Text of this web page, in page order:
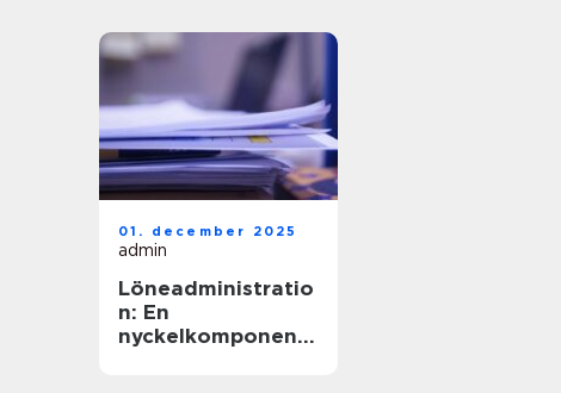
01. december 2025
admin
Löneadministratio
n: En
nyckelkomponent